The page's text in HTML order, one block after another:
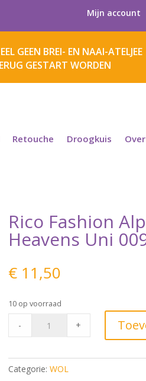
Mijn account
GEEN BREI- EN NAAI-ATELJEE
GESTART WORDEN
Retouche Droogkuis
Rico Fashion
Heavens Uni
€11,50
10 op voorraad
Superfine
Heavens
- +
Categorie: WOL